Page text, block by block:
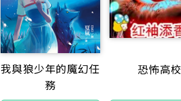
我與狼少年的魔幻任
務
恐怖高校